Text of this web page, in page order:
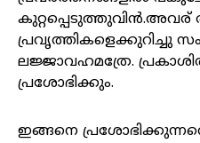
കുറ്റപ്പെടുത്തുവിൻ.അവര്
പ്രവൃത്തികളെക്കുറിച്ചു
ലജ്ജാവഹമത്രേ.
പ്രശോഭിക്കും.
ഇങ്ങനെ